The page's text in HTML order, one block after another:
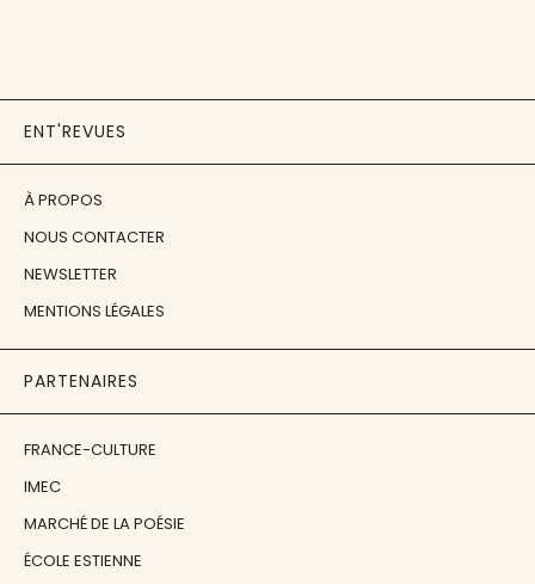
ENT'REVUES
À PROPOS
NOUS CONTACTER
NEWSLETTER
MENTIONS LÉGALES
PARTENAIRES
FRANCE-CULTURE
IMEC
MARCHÉ DE LA POÉSIE
ÉCOLE ESTIENNE